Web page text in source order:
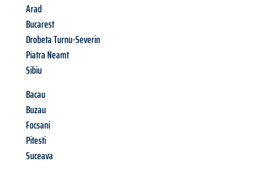
Arad
Bucarest
Drobeta Turnu-Severin
Piatra Neamt
Sibiu
Bacau
Buzau
Focsani
Pitesti
Suceava